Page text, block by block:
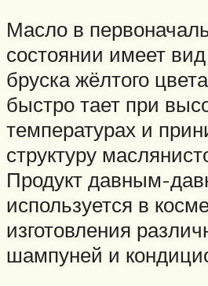
Масло в
состоянии имеет вид
бруска жёлтого
быстро тает при
температурах и
структуру
Продукт давным-
используется в
изготовления
шампуней и